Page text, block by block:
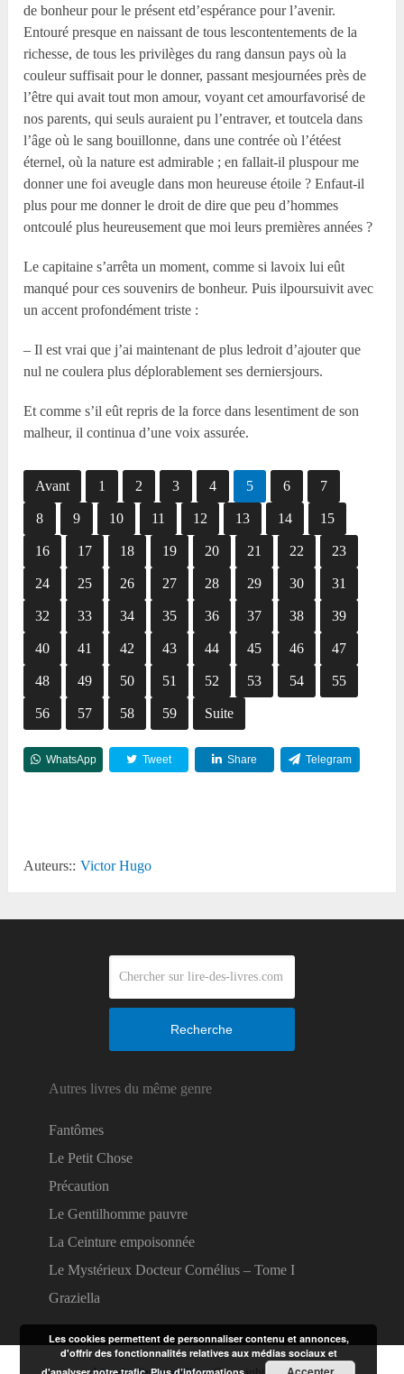
de bonheur pour le présent etd’espérance pour l’avenir.
Entouré presque en naissant de tous lescontentements de la
richesse, de tous les privilèges du rang dansun pays où la
couleur suffisait pour le donner, passant mesjournées près de
l’être qui avait tout mon amour, voyant cet amourfavorisé de
nos parents, qui seuls auraient pu l’entraver, et toutcela dans
l’âge où le sang bouillonne, dans une contrée où l’étéest
éternel, où la nature est admirable ; en fallait-il pluspour me
donner une foi aveugle dans mon heureuse étoile ? Enfaut-il
plus pour me donner le droit de dire que peu d’hommes
ontcoulé plus heureusement que moi leurs premières années ?
Le capitaine s’arrêta un moment, comme si lavoix lui eût
manqué pour ces souvenirs de bonheur. Puis ilpoursuivit avec
un accent profondément triste :
– Il est vrai que j’ai maintenant de plus ledroit d’ajouter que
nul ne coulera plus déplorablement ses derniersjours.
Et comme s’il eût repris de la force dans lesentiment de son
malheur, il continua d’une voix assurée.
Avant 1 2 3 4 5 6 7
8 9 10 11 12 13 14 15
16 17 18 19 20 21 22 23
24 25 26 27 28 29 30 31
32 33 34 35 36 37 38 39
40 41 42 43 44 45 46 47
48 49 50 51 52 53 54 55
56 57 58 59 Suite
WhatsApp Tweet Share Telegram
Auteurs:: Victor Hugo
Recherche
Autres livres du même genre
Fantômes
Le Petit Chose
Précaution
Le Gentilhomme pauvre
La Ceinture empoisonnée
Le Mystérieux Docteur Cornélius – Tome I
Graziella
Les cookies permettent de personnaliser contenu et annonces,
d'offrir des fonctionnalités relatives aux médias sociaux et